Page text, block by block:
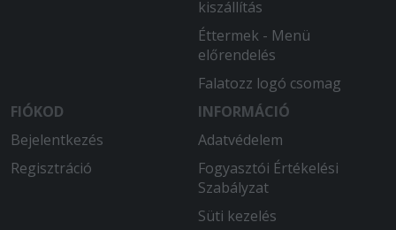
kiszállítás
Éttermek - Menü
előrendelés
Falatozz logó csomag
FIÓKOD
Bejelentkezés
Regisztráció
INFORMÁCIÓ
Adatvédelem
Fogyasztói Értékelési
Szabályzat
Süti kezelés